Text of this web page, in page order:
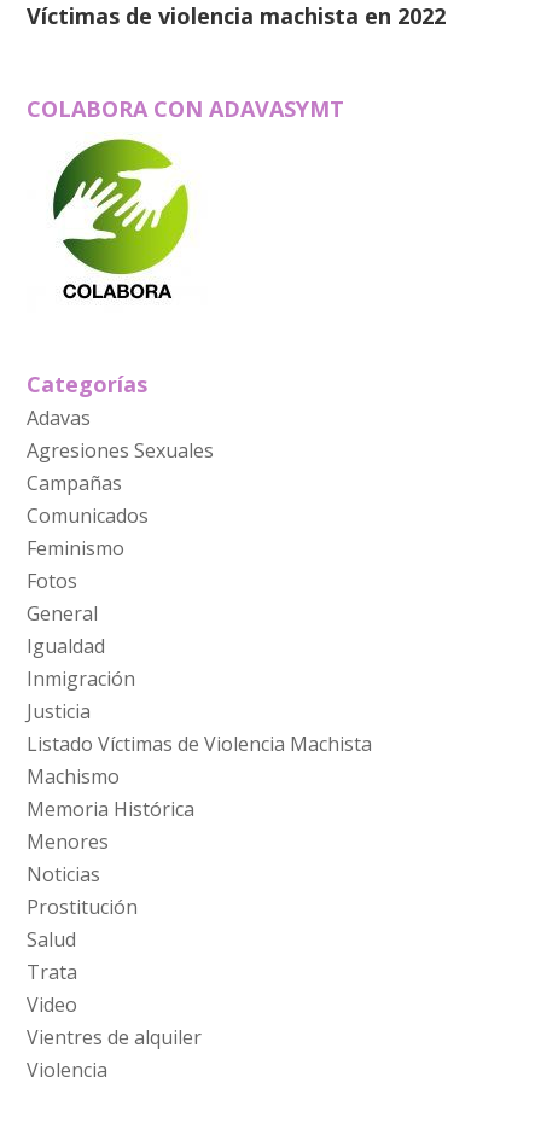
Víctimas de violencia machista en 2022
COLABORA CON ADAVASYMT
Categorías
Adavas
Agresiones Sexuales
Campañas
Comunicados
Feminismo
Fotos
General
Igualdad
Inmigración
Justicia
Listado Víctimas de Violencia Machista
Machismo
Memoria Histórica
Menores
Noticias
Prostitución
Salud
Trata
Video
Vientres de alquiler
Violencia